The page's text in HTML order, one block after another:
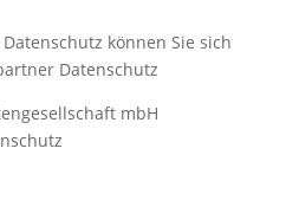
können Sie sich
Datenschutz
mbH